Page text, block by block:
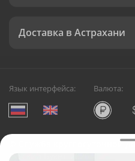
Доставка в Астрахани
Язык интерфейса: Валюта:
Служба круглосуточной
Русский Букет, 2026